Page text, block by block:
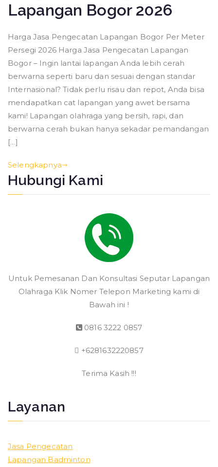
Lapangan Bogor 2026
Harga Jasa Pengecatan Lapangan Bogor Per Meter
Persegi 2026 Harga Jasa Pengecatan Lapangan
Bogor – Ingin lantai lapangan Anda lebih cerah
berwarna seperti baru dan sesuai dengan standar
Internasional? Tidak perlu risau dan repot, Anda bisa
mendapatkan cat lapangan yang awet bersama
kami! Lapangan olahraga yang bersih, rapi, dan
berwarna cerah bukan hanya sekadar pemandangan
[…]
Selengkapnya
Hubungi Kami
Untuk Pemesanan Dan Konsultasi Seputar Lapangan
Olahraga Klik Nomer Telepon Marketing kami di
Bawah ini !
0816 3222 0857
+6281632220857
Terima Kasih !!!
Layanan
Jasa Pengecatan
Lapangan Badminton